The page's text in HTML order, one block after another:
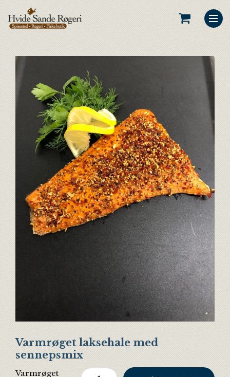
Varmrøget laksehale med
sennepsmix
Varmrøget
Varmrøget laksehale med